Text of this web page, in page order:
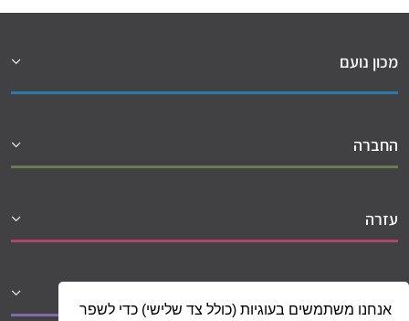
אנחנו משתמשים בעוגיות (כולל צד שלישי) כדי לשפר
מכון נועם
החברה
עזרה